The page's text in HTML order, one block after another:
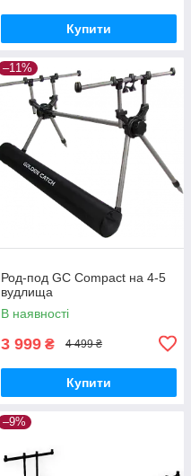
Купити
–11%
Род-под GC Compact на 4-5
вудлища
В наявності
3 999 ₴ 4 499 ₴
Купити
–9%